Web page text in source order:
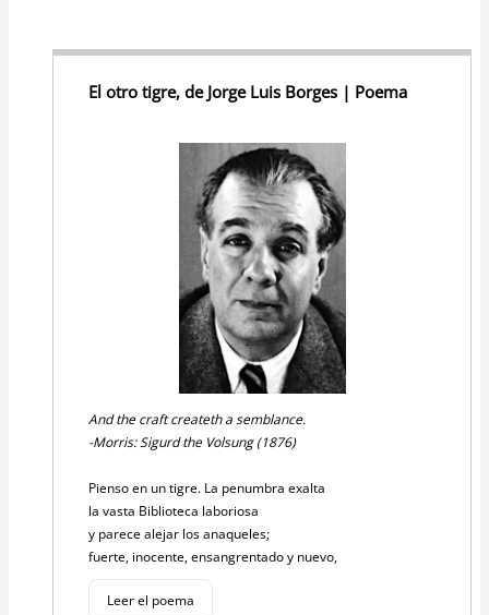
El otro tigre, de Jorge Luis Borges | Poema
And the craft createth a semblance.
-Morris: Sigurd the Volsung (1876)
Pienso en un tigre. La penumbra exalta
la vasta Biblioteca laboriosa
y parece alejar los anaqueles;
fuerte, inocente, ensangrentado y nuevo,
Leer el poema